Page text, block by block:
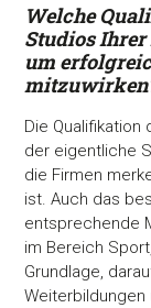
Welche
Studios
um
Die Qualifikation
der eigentliche
die Firmen
ist. Auch das
entsprechende
im Bereich
Grundlage,